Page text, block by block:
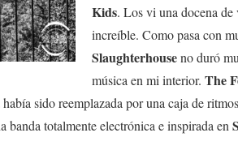
Kids. Los vi una docena de
increíble. Como pasa con
Slaughterhouseno duró
música en mi interior. The
sido reemplazada por una caja de
banda totalmente electrónica e inspirada en